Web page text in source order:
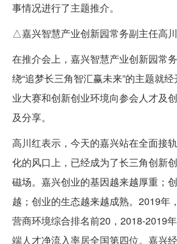
事情况进行了主题推介。
△嘉兴智慧产业创新园常务副主任高
在推介会上，嘉兴智慧产业创新园常
绕“追梦长三角智汇赢未来”的主题就
业大赛和创新创业环境向参会人才及
及分享。
高川红表示，今天的嘉兴站在全面接
化的风口上，已经成为了长三角创新
磁场。嘉兴创业的基因越来越厚重；
越；创业的生态越来越成熟。2019年
营商环境综合排名前20，2018-2019
端人才净流入率居全国第四位。嘉兴